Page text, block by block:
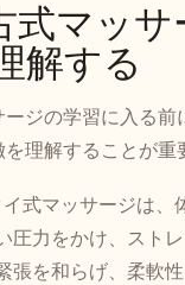
式マッ
解する
ジの学習に入る前
理解することが重
イ式マッサージは、
圧力をかけ、スト
張を和らげ、柔軟